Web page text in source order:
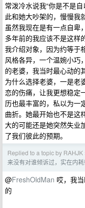
常泼冷水说我“你是不是
此和她大吵架的，慢慢我
虽然我现在是有一点自卑
多年前的我应该不是这样
我介绍对象，因为约等于
风格各异，一个温婉小巧
的老婆，我当时最心动的
为什么选择老婆，一是老
恋的伤痛，让我更想稳定
历也最丰富的，私以为一
曲折。她最开始也不是这
大的可能还是她突然失业
了我们彼此的预期。
Replied to a topic by RAHJK
来没有对谁倾诉过，实在内耗
@FreshOldMan 哎，我
的